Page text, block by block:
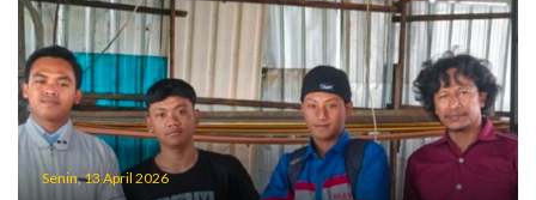
Senin, 13 April 2026